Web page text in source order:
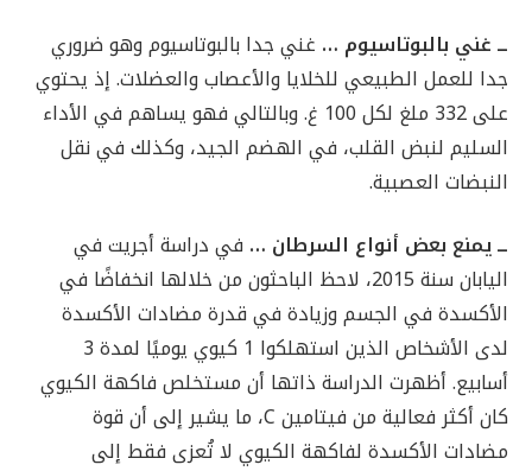
ــ غني بالبوتاسيوم … غني جدا بالبوتاسيوم وهو ضروري
جدا للعمل الطبيعي للخلايا والأعصاب والعضلات. إذ يحتوي
على 332 ملغ لكل 100 غ. وبالتالي فهو يساهم في الأداء
السليم لنبض القلب، في الهضم الجيد، وكذلك في نقل
النبضات العصبية.
ــ يمنع بعض أنواع السرطان … في دراسة أجريت في
اليابان سنة 2015، لاحظ الباحثون من خلالها انخفاضًا في
الأكسدة في الجسم وزيادة في قدرة مضادات الأكسدة
لدى الأشخاص الذين استهلكوا 1 كيوي يوميًا لمدة 3
أسابيع. أظهرت الدراسة ذاتها أن مستخلص فاكهة الكيوي
كان أكثر فعالية من فيتامين C، ما يشير إلى أن قوة
مضادات الأكسدة لفاكهة الكيوي لا تُعزى فقط إلى